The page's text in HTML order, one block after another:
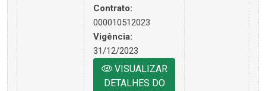
Contrato:
000010512023
Vigência:
31/12/2023
VISUALIZAR
DETALHES DO